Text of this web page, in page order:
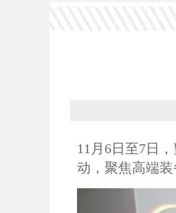
11月6日至7日
动，聚焦高端